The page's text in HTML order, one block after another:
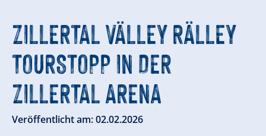
ZILLERTAL VÄLLEY RÄLLEY
TOURSTOPP IN DER
ZILLERTAL ARENA
Veröffentlicht am: 02.02.2026